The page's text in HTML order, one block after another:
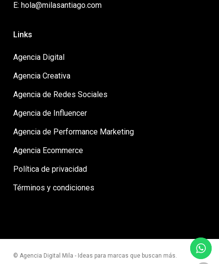
E: hola@milasantiago.com
Links
Agencia Digital
Agencia Creativa
Agencia de Redes Sociales
Agencia de Influencer
Agencia de Performance Marketing
Agencia Ecommerce
Política de privacidad
Términos y condiciones
© Agencia Digital Mila - Ideas para marcas que buscan más.